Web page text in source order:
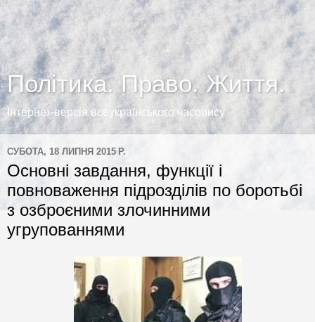
Політика. Право. Життя.
Інтернет-версія всеукраїнського часопису
СУБОТА, 18 ЛИПНЯ 2015 Р.
Основні завдання, функції і
повноваження підрозділів по боротьбі
з озброєними злочинними
угрупованнями